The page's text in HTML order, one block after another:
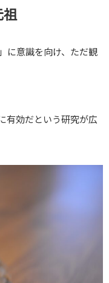
に意識を向け、ただ観
有効だという研究が広